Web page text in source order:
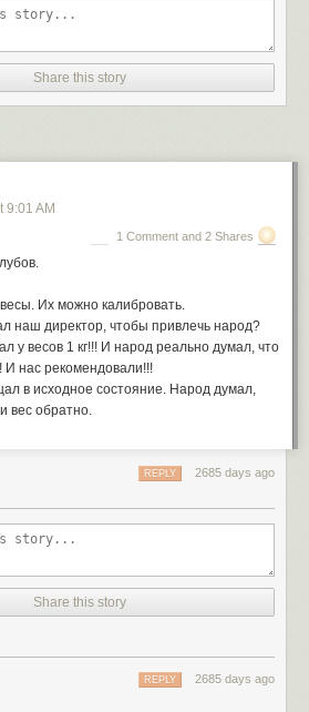
Share this story
9:01 AM
1 Comment and 2 Shares
Их можно калибровать.
наш директор, чтобы привлечь народ?
у весов 1 кг!!! И народ реально думал, что
И нас рекомендовали!!!
в исходное состояние. Народ думал,
вес обратно.
2685 days ago
REPLY
Share this story
2685 days ago
REPLY